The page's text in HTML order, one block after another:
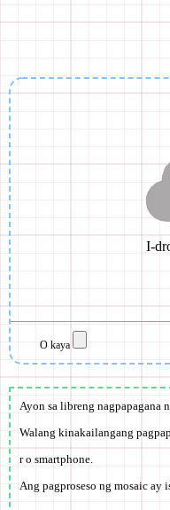
O kaya
Ayon sa libreng nagpapagana
Walang kinakailangang
r o smartphone.
Ang pagproseso ng mosaic ay